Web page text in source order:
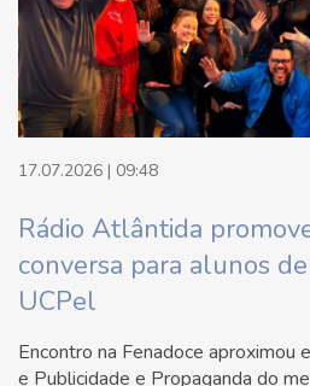
17.07.2026 | 09:48
Rádio Atlântida
conversa para alunos
UCPel
Encontro na Fenadoce aproximou
e Publicidade e Propaganda do